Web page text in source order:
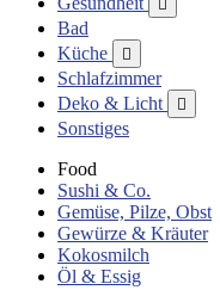

Bad
Küche

Schlafzimmer
Deko & Licht

Sonstiges
Food
Sushi & Co.
Gemüse, Pilze, Obst
Gewürze & Kräuter
Kokosmilch
Öl & Essig